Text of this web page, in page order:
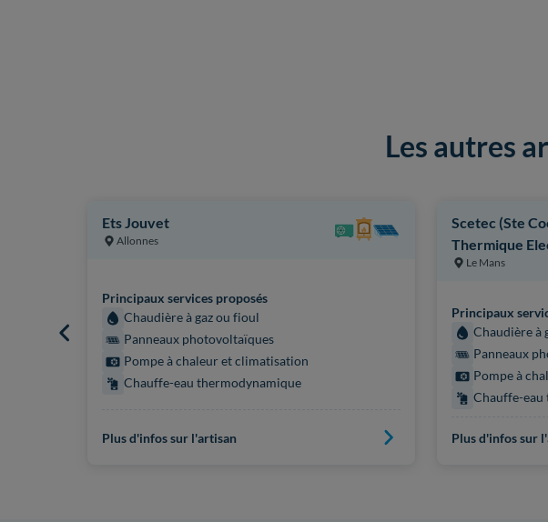
Les autres
Ets Jouvet
Allonnes
Principaux services proposés
Chaudière à gaz ou fioul
Panneaux photovoltaïques
Pompe à chaleur et climatisation
Chauffe-eau thermodynamique
Plus d'infos sur l'artisan
Scetec (Ste
Thermique
Le Mans
Principaux
Chaudière à
Panneaux
Pompe à
Chauffe-
Plus d'infos sur